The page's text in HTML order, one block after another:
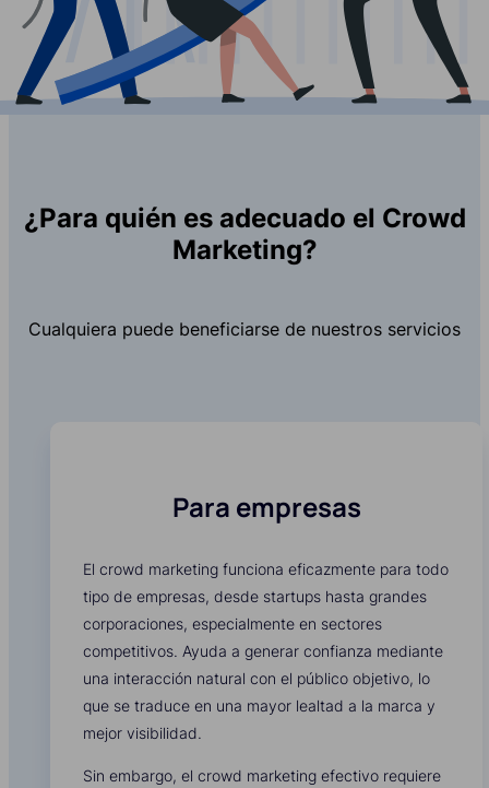
¿Para quién es adecuado el Crowd
Marketing?
Cualquiera puede beneficiarse de nuestros servicios
Para empresas
El crowd marketing funciona eficazmente para todo
tipo de empresas, desde startups hasta grandes
corporaciones, especialmente en sectores
competitivos. Ayuda a generar confianza mediante
una interacción natural con el público objetivo, lo
que se traduce en una mayor lealtad a la marca y
mejor visibilidad.
Sin embargo, el crowd marketing efectivo requiere